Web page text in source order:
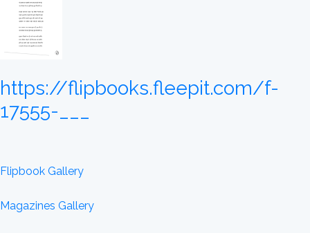
https://flipbooks.fleepit.com/f-
17555-___
Flipbook Gallery
Magazines Gallery